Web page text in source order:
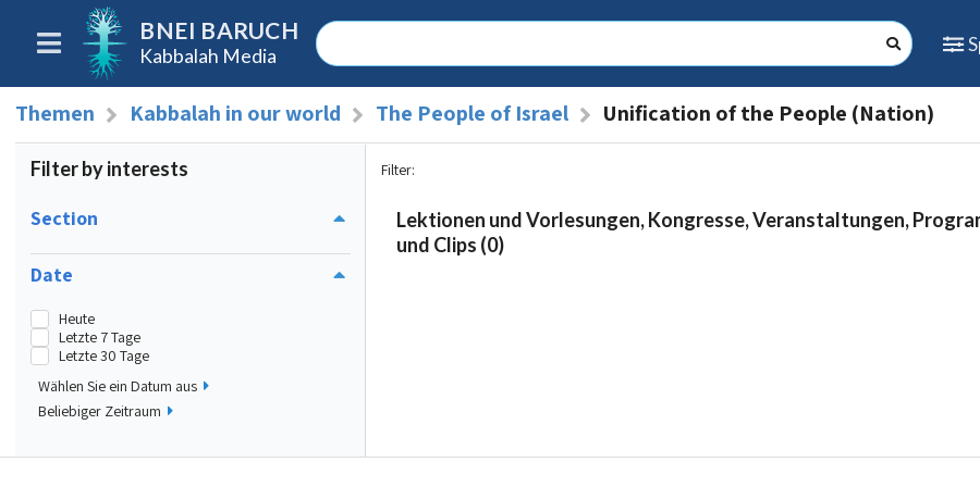
BNEI BARUCH
Kabbalah Media
Themen Kabbalah in our world The People of Israel Unification of the People (Nation)
Filter by interests
Section
Date
Heute
Letzte 7 Tage
Letzte 30 Tage
Wählen Sie ein Datum aus
Beliebiger Zeitraum
Filter:
Lektionen und Vorlesungen, Kongresse, Veranstaltungen,
und Clips (0)